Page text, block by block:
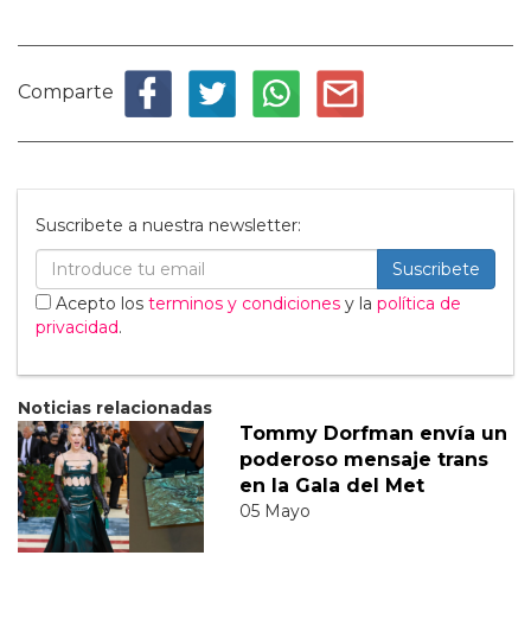
Comparte
Suscribete a nuestra newsletter:
Suscribete
Acepto los terminos y condiciones y la política de
privacidad.
Noticias relacionadas
Tommy Dorfman envía un
poderoso mensaje trans
en la Gala del Met
05 Mayo